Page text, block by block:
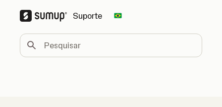
Suporte Change country
Pesquisar